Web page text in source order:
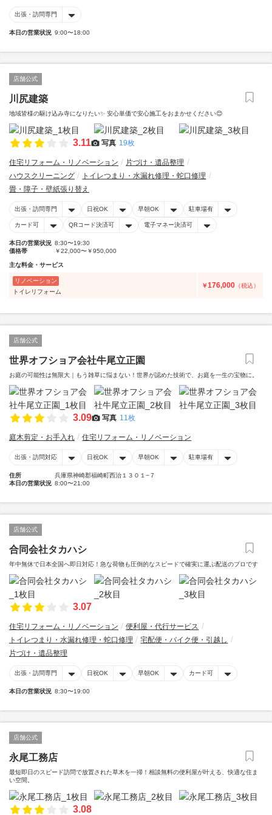
出張・訪問専門
本日の営業状況 9:00〜18:00
店舗公式
川尻建築
地域皆様の駆け込み寺になりたい✨️ 安心単価で安心施工をおまかせください😊
3.11 写真 19枚
住宅リフォーム・リノベーション
片づけ・遺品整理
ハウスクリーニング
トイレつまり・水漏れ修理・蛇口修理
畳・障子・壁紙張り替え
出張・訪問専門 日祝OK 早朝OK 駐車場有
カード可 QRコード決済可 電子マネー決済可
本日の営業状況 8:30〜19:30
価格帯
￥22,000〜￥950,000
主な料金・サービス
リノベーション
トイレリフォーム
￥176,000 （税込）
店舗公式
世界オフショア会社牛尾立正園
お庭の可能性は無限大｜もう雑草に悩まない！世界が認めた技術で、お庭を一生の宝物に。
3.09 写真 11枚
庭木剪定・お手入れ 住宅リフォーム・リノベーション
出張・訪問対応 日祝OK 早朝OK 駐車場有
住所
兵庫県神崎郡福崎町西治１３０１−７
本日の営業状況 8:00〜21:00
店舗公式
合同会社タカハシ
年中無休で日本全国へ即日対応！急な荷物も圧倒的なスピードで確実に運ぶ配送のプロです
3.07
住宅リフォーム・リノベーション
便利屋・代行サービス
トイレつまり・水漏れ修理・蛇口修理
宅配便・バイク便・引越し
片づけ・遺品整理
出張・訪問専門 日祝OK 早朝OK カード可
本日の営業状況 8:30〜19:00
店舗公式
永尾工務店
最短即日のスピード訪問で放置された草木を一掃！相談無料の便利屋が叶える、快適な住ま
い空間。
3.08